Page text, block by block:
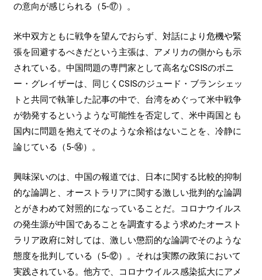
の意向が感じられる（5-⑰）。
米中双方ともに戦争を望んでおらず、対話により危機や緊
張を回避するべきだという主張は、アメリカの側からも示
されている。中国問題の専門家として高名なCSISのボニ
ー・グレイザーは、同じくCSISのジュード・ブランシェッ
トと共同で執筆した記事の中で、台湾をめぐって米中戦争
が勃発するというような可能性を否定して、米中両国とも
国内に問題を抱えてそのような余裕はないことを、冷静に
論じている（5-⑭）。
興味深いのは、中国の報道では、日本に関する比較的抑制
的な論調と、オーストラリアに関する激しい批判的な論調
とがきわめて対照的になっていることだ。コロナウイルス
の発生源が中国であることを調査するよう求めたオースト
ラリア政府に対しては、激しい懲罰的な論調でそのような
態度を批判している（5-⑫）。それは実際の政策において
実践されている。他方で、コロナウイルス感染拡大にアメ